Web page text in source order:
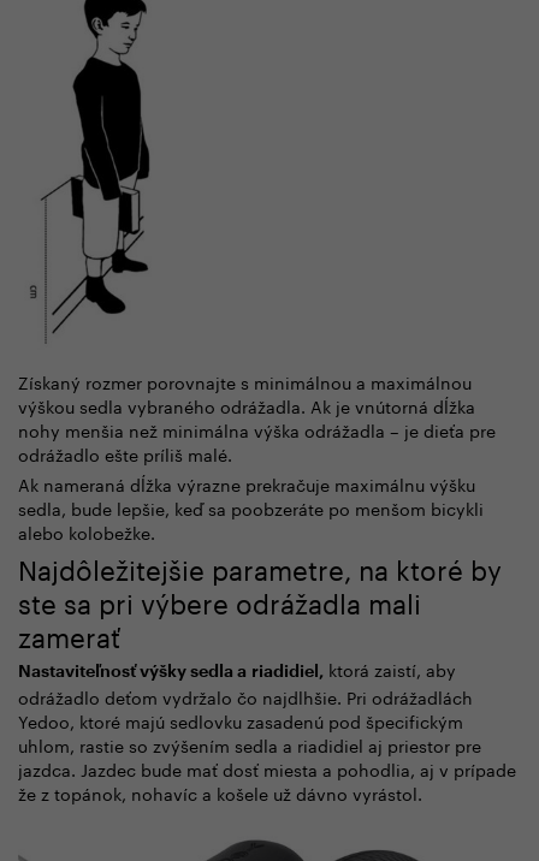
Získaný rozmer porovnajte s minimálnou a maximálnou
výškou sedla vybraného odrážadla. Ak je vnútorná dĺžka
nohy menšia než minimálna výška odrážadla – je dieťa pre
odrážadlo ešte príliš malé.
Ak nameraná dĺžka výrazne prekračuje maximálnu výšku
sedla, bude lepšie, keď sa poobzeráte po menšom bicykli
alebo kolobežke.
Najdôležitejšie parametre, na ktoré by
ste sa pri výbere odrážadla mali
zamerať
Nastaviteľnosť výšky sedla a riadidiel, ktorá zaistí, aby
odrážadlo deťom vydržalo čo najdlhšie. Pri odrážadlách
Yedoo, ktoré majú sedlovku zasadenú pod špecifickým
uhlom, rastie so zvýšením sedla a riadidiel aj priestor pre
jazdca. Jazdec bude mať dosť miesta a pohodlia, aj v prípade
že z topánok, nohavíc a košele už dávno vyrástol.